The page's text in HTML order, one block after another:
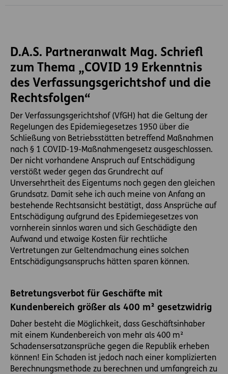
D.A.S. Partneranwalt Mag. Schriefl
zum Thema „COVID 19 Erkenntnis
des Verfassungsgerichtshof und die
Rechtsfolgen“
Der Verfassungsgerichtshof (VfGH) hat die Geltung der
Regelungen des Epidemiegesetzes 1950 über die
Schließung von Betriebsstätten betreffend Maßnahmen
nach § 1 COVID-19-Maßnahmengesetz ausgeschlossen.
Der nicht vorhandene Anspruch auf Entschädigung
verstößt weder gegen das Grundrecht auf
Unversehrtheit des Eigentums noch gegen den gleichen
Grundsatz. Damit sehe ich auch meine von Anfang an
bestehende Rechtsansicht bestätigt, dass Ansprüche auf
Entschädigung aufgrund des Epidemiegesetzes von
vornherein sinnlos waren und sich Geschädigte den
Aufwand und etwaige Kosten für rechtliche
Vertretungen zur Geltendmachung eines solchen
Entschädigungsanspruchs hätten sparen können.
Betretungsverbot für Geschäfte mit
Kundenbereich größer als 400 m² gesetzwidrig
Daher besteht die Möglichkeit, dass Geschäftsinhaber
mit einem Kundenbereich von mehr als 400 m²
Schadensersatzansprüche gegen die Republik erheben
können! Ein Schaden ist jedoch nach einer komplizierten
Berechnungsmethode zu berechnen und umfangreich zu